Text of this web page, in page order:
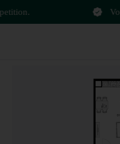
Vote